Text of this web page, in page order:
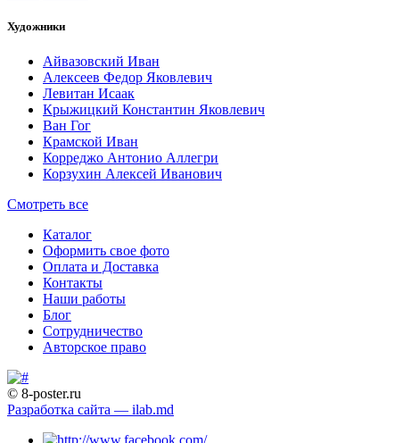
Художники
Айвазовский Иван
Алексеев Федор Яковлевич
Левитан Исаак
Крыжицкий Константин Яковлевич
Ван Гог
Крамской Иван
Корреджо Антонио Аллегри
Корзухин Алексей Иванович
Смотреть все
Каталог
Оформить свое фото
Оплата и Доставка
Контакты
Наши работы
Блог
Сотрудничество
Авторское право
© 8-poster.ru
Разработка сайта — ilab.md